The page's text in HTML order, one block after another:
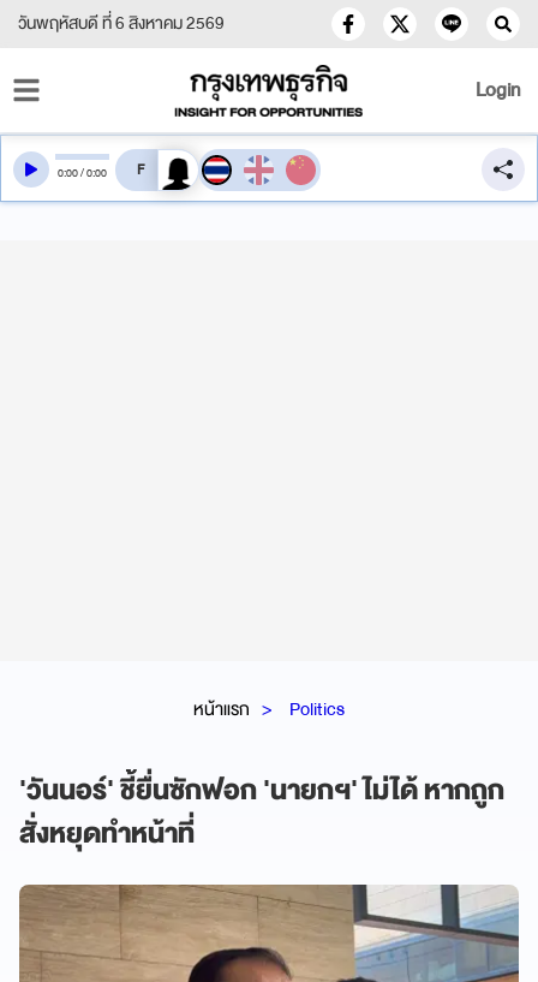
วันพฤหัสบดี ที่ 6 สิงหาคม 2569
Login
หน้าแรก Politics
'วันนอร์' ชี้ยื่นซักฟอก 'นายกฯ' ไม่ได้ หากถูก
สั่งหยุดทำหน้าที่
0:00/0:00 สลับเสียงอ่าน